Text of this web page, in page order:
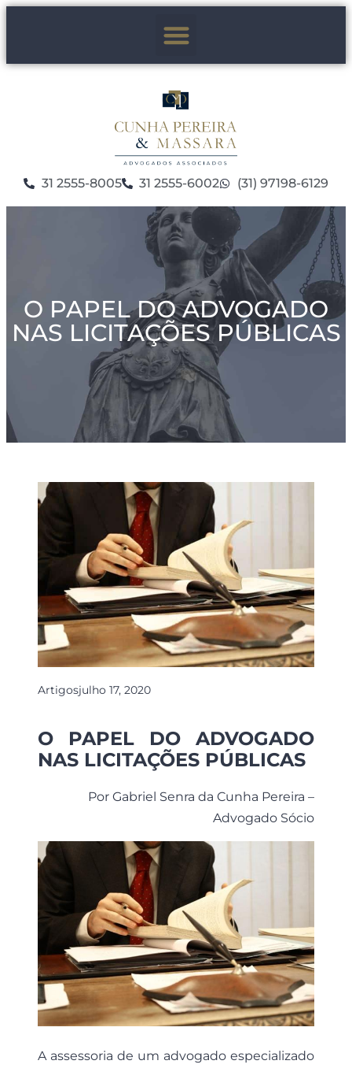
31 2555-8005 31 2555-6002 (31) 97198-6129
O PAPEL DO ADVOGADO
NAS LICITAÇÕES PÚBLICAS
Artigosjulho 17, 2020
O PAPEL DO ADVOGADO
NAS LICITAÇÕES PÚBLICAS
Por Gabriel Senra da Cunha Pereira –
Advogado Sócio
A assessoria de um advogado especializado